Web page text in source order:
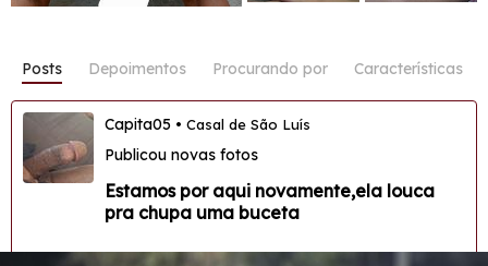
Posts Depoimentos Procurando por Características
Capita05 • Casal de São Luís
Publicou novas fotos
Estamos por aqui novamente,ela louca
pra chupa uma buceta